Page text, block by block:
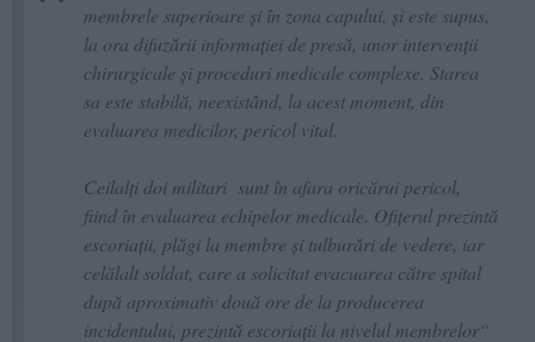
membrele superioare și în zona capului, și este supus,
la ora difuzării informației de presă, unor intervenții
chirurgicale și proceduri medicale complexe. Starea
sa este stabilă, neexistând, la acest moment, din
evaluarea medicilor, pericol vital.
Ceilalți doi militari sunt în afara oricărui pericol,
fiind în evaluarea echipelor medicale. Ofițerul prezintă
escoriații, plăgi la membre și tulburări de vedere, iar
celălalt soldat, care a solicitat evacuarea către spital
după aproximativ două ore de la producerea
incidentului, prezintă escoriații la nivelul membrelor“